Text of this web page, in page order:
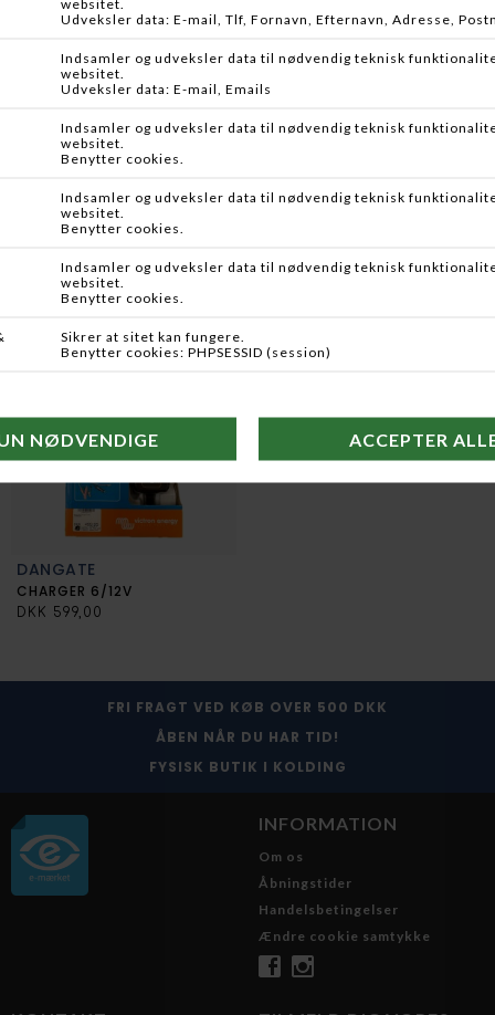
M15 SOLPANEL
DKK 695,00
VINKEL MONTAGE
DANGATE
CHARGER 6/12V
DKK 599,00
FRI FRAGT VED KØB OVER 500 DKK
ÅBEN NÅR DU HAR TID!
FYSISK BUTIK I KOLDING
INFORMATION
Om os
Åbningstider
Handelsbetingelser
Ændre cookie samtykke